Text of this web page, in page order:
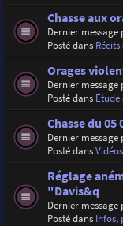
Chasse aux
Dernier message
Posté dans
Orages
Dernier message
Posté dans
Chasse du 05
Dernier message
Posté dans
Réglage
"Davis&q
Dernier message
Posté dans Infos,